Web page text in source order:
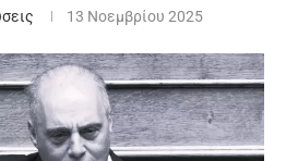
13 Νοεμβρίου 2025